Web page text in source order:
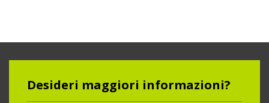
Desideri maggiori informazioni?